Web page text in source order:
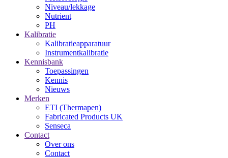
Niveau/lekkage
Nutrient
PH
Kalibratie
Kalibratieapparatuur
Instrumentkalibratie
Kennisbank
Toepassingen
Kennis
Nieuws
Merken
ETI (Thermapen)
Fabricated Products UK
Senseca
Contact
Over ons
Contact